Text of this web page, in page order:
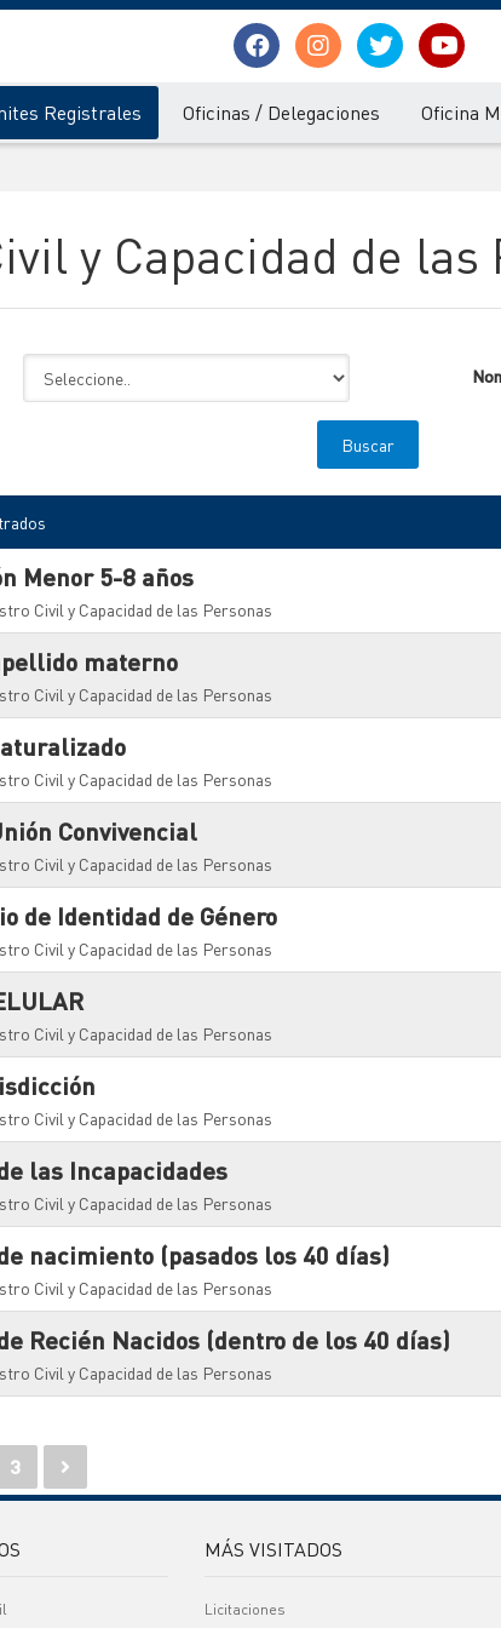
Registrales Oficinas / Delegaciones Oficina
y Capacidad de las
Menor 5-8 años
Civil y Capacidad de las Personas
materno
Civil y Capacidad de las Personas
Civil y Capacidad de las Personas
Convivencial
Civil y Capacidad de las Personas
de Identidad de Género
Civil y Capacidad de las Personas
Civil y Capacidad de las Personas
Civil y Capacidad de las Personas
las Incapacidades
Civil y Capacidad de las Personas
nacimiento (pasados los 40 días)
Civil y Capacidad de las Personas
Recién Nacidos (dentro de los 40 días)
Civil y Capacidad de las Personas
3
MÁS VISITADOS
Licitaciones